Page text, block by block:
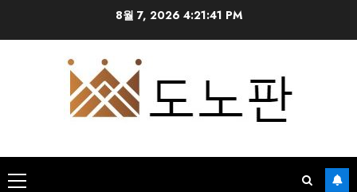
8월 7, 2026 4:21:42 PM
Primary